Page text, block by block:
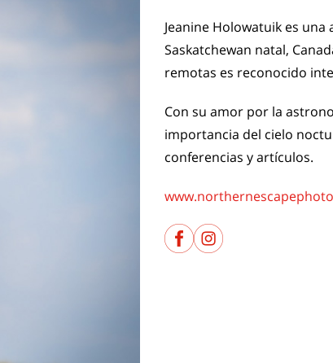
Jeanine Holowatuik es
Saskatchewan natal,
remotas es reconocido
Con su amor por la
importancia del cielo
conferencias y artículos.